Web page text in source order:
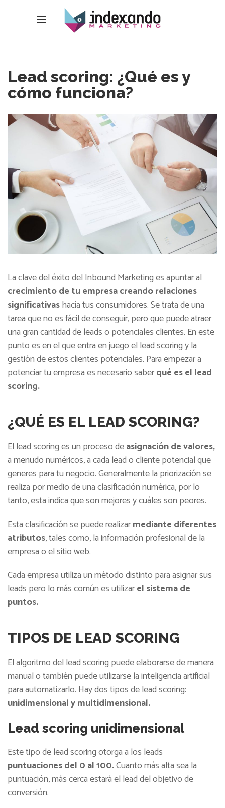
Lead scoring: ¿Qué es y
cómo funciona?
La clave del éxito del Inbound Marketing es apuntar al
crecimiento de tu empresa creando relaciones
significativashacia tus consumidores. Se trata de una
tarea que no es fácil de conseguir, pero que puede atraer
una gran cantidad de leads o potenciales clientes. En este
punto es en el que entra en juego el lead scoring y la
gestión de estos clientes potenciales. Para empezar a
potenciar tu empresa es necesario saberqué es el lead
scoring.
¿QUÉ ES EL LEAD SCORING?
El lead scoring es un proceso deasignación de valores,
a menudo numéricos, a cada lead o cliente potencial que
generes para tu negocio. Generalmente la priorización se
realiza por medio de una clasificación numérica, por lo
tanto, esta indica que son mejores y cuáles son peores.
Esta clasificación se puede realizarmediante diferentes
atributos, tales como, la información profesional de la
empresa o el sitio web.
Cada empresa utiliza un método distinto para asignar sus
leads pero lo más común es utilizarel sistema de
puntos.
TIPOS DE LEAD SCORING
El algoritmo del lead scoring puede elaborarse de manera
manual o también puede utilizarse la inteligencia artificial
para automatizarlo. Hay dos tipos de lead scoring:
unidimensional y multidimensional.
Lead scoring unidimensional
Este tipo de lead scoring otorga a los leads
puntuaciones del 0 al 100.Cuanto más alta sea la
puntuación, más cerca estará el lead del objetivo de
conversión.